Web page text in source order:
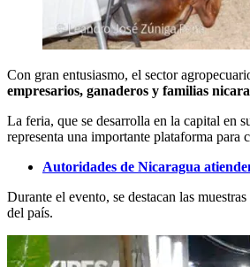
Con gran entusiasmo, el sector
empresarios, ganaderos y familias
La feria, que se desarrolla en la capital en
representa una importante plataforma para
Autoridades de Nicaragua
Durante el evento, se destacan las muestras
del país.